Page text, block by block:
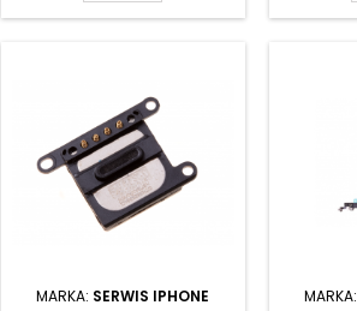
MARKA: SERWIS IPHONE MARKA: